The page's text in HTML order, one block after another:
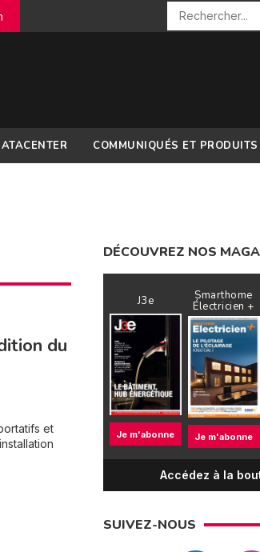
COMMUNIQUÉS ET PRODUITS
du
et
DÉCOUVREZ NOS
J3e
Je m'abonne
Smarthome
Électricien +
Je m'abonne
Accédez à la
SUIVEZ-NOUS